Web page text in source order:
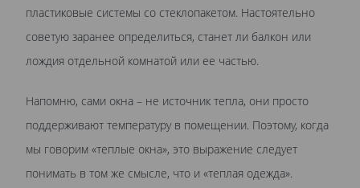
пластиковые системы со стеклопакетом. Настоятельно
советую заранее определиться, станет ли балкон или
лождия отдельной комнатой или ее частью.
Напомню, сами окна – не источник тепла, они просто
поддерживают температуру в помещении. Поэтому, когда
мы говорим «теплые окна», это выражение следует
понимать в том же смысле, что и «теплая одежда».